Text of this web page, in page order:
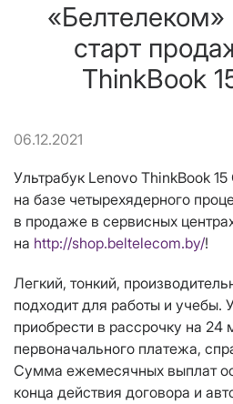
«Белтелеком»
старт
ThinkBook
06.12.2021
Ультрабук Lenovo ThinkBook
на базе четырехядерного
в продаже в сервисных
на http://shop.beltelecom.by/!
Легкий, тонкий,
подходит для работы и учебы.
приобрести в рассрочку на 24
первоначального платежа,
Сумма ежемесячных выплат
конца действия договора и